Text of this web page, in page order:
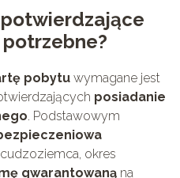
pobytuwymagane jest
posiadanie
. Podstawowym
okres
gwarantowanąna